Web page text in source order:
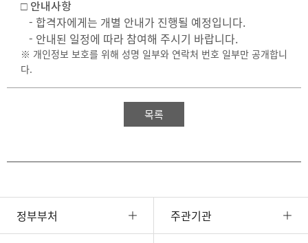
□ 안내사항
- 합격자에게는 개별 안내가 진행될 예정입니다.
- 안내된 일정에 따라 참여해 주시기 바랍니다.
※ 개인정보 보호를 위해 성명 일부와 연락처 번호 일부만 공개합니
다.
목록
정부부처 주관기관